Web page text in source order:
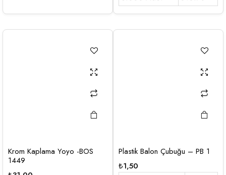
Krom Kaplama Yoyo -BOS
1449
Plastik Balon Çubuğu – PB 1
₺1,50